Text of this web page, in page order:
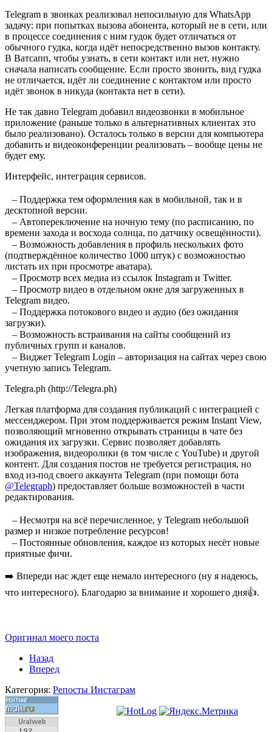
Telegram в звонках реализовал непосильную для WhatsApp
задачу: при попытках вызова абонента, который не в сети, или
в процессе соединения с ним гудок будет отличаться от
обычного гудка, когда идёт непосредственно вызов контакту.
В Ватсапп, чтобы узнать, в сети контакт или нет, нужно
сначала написать сообщение. Если просто звонить, вид гудка
не отличается, идёт ли соединение с контактом или просто
идёт звонок в никуда (контакта нет в сети).
Не так давно Telegram добавил видеозвонки в мобильное
приложение (раньше только в альтернативных клиентах это
было реализовано). Осталось только в версии для компьютера
добавить и видеоконференции реализовать – вообще цены не
будет ему.
Интерфейс, интеграция сервисов.
⠀– Поддержка тем оформления как в мобильной, так и в
десктопной версии.
⠀– Автопереключение на ночную тему (по расписанию, по
времени захода и восхода солнца, по датчику освещённости).
⠀– Возможность добавления в профиль нескольких фото
(подтверждённое количество 1000 штук) с возможностью
листать их при просмотре аватара).
⠀– Просмотр всех медиа из ссылок Instagram и Twitter.
⠀– Просмотр видео в отдельном окне для загруженных в
Telegram видео.
⠀– Поддержка потокового видео и аудио (без ожидания
загрузки).
⠀– Возможность встраивания на сайты сообщений из
публичных групп и каналов.
⠀– Виджет Telegram Login – авторизация на сайтах через свою
учетную запись Telegram.
Telegra.ph (http://Telegra.ph)
Легкая платформа для создания публикаций с интеграцией с
мессенджером. При этом поддерживается режим Instant View,
позволяющий мгновенно открывать страницы в чате без
ожидания их загрузки. Сервис позволяет добавлять
изображения, видеоролики (в том числе с YouTube) и другой
контент. Для создания постов не требуется регистрация, но
вход из-под своего аккаунта Telegram (при помощи бота
@Telegraph) предоставляет больше возможностей в части
редактирования.
⠀– Несмотря на всё перечисленное, у Telegram небольшой
размер и низкое потребление ресурсов!
⠀– Постоянные обновления, каждое из которых несёт новые
приятные фичи.
➡️ Впереди нас ждет еще немало интересного (ну я надеюсь,
что интересного). Благодарю за внимание и хорошего дня👍.
Оригинал моего поста
Назад
Вперед
Категория: Репосты Инстаграм